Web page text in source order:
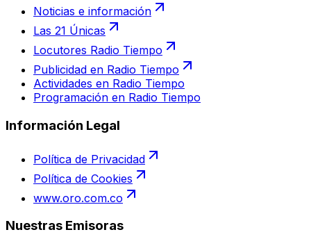
Noticias e información
Las 21 Únicas
Locutores Radio Tiempo
Publicidad en Radio Tiempo
Actividades en Radio Tiempo
Programación en Radio Tiempo
Información Legal
Política de Privacidad
Política de Cookies
www.oro.com.co
Nuestras Emisoras